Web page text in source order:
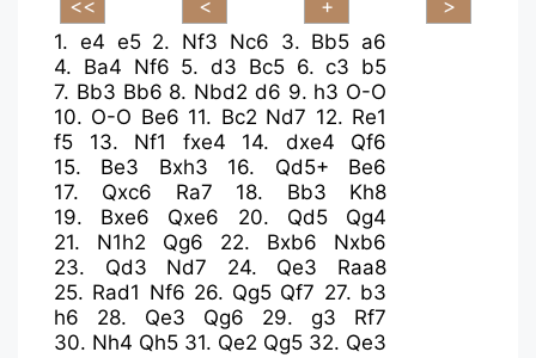
1. e4 e5 2. Nf3 Nc6 3. Bb5 a6
4. Ba4 Nf6 5. d3 Bc5 6.c3 b5
7. Bb3 Bb6 8. Nbd2 d6 9. h3 O-O
10. O-O Be6 11. Bc2 Nd7 12. Re1
f5
13. Nf1 fxe4 14. dxe4
Qf6
15. Be3 Bxh3 16. Qd5+
Be6
17. Qxc6 Ra7 18. Bb3
Kh8
19. Bxe6 Qxe6 20. Qd5
Qg4
21. N1h2 Qg6 22. Bxb6
Nxb6
23. Qd3 Nd7 24. Qe3
Raa8
25. Rad1 Nf6 26. Qg5 Qf7 27. b3
h6
28. Qe3 Qg6 29. g3
Rf7
30. Nh4 Qh5 31. Qe2 Qg5 32. Qe3